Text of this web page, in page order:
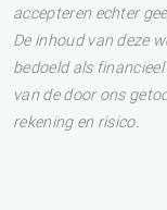
accepteren echter
De inhoud van deze
bedoeld als
van de door ons
rekening en risico.